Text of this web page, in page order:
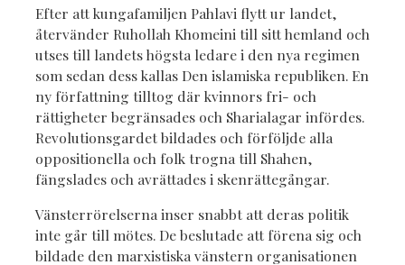
Efter att kungafamiljen Pahlavi flytt ur landet,
återvänder Ruhollah Khomeini till sitt hemland och
utses till landets högsta ledare i den nya regimen
som sedan dess kallas Den islamiska republiken. En
ny författning tilltog där kvinnors fri- och
rättigheter begränsades och Sharialagar infördes.
Revolutionsgardet bildades och förföljde alla
oppositionella och folk trogna till Shahen,
fängslades och avrättades i skenrättegångar.
Vänsterrörelserna inser snabbt att deras politik
inte går till mötes. De beslutade att förena sig och
bildade den marxistiska vänstern organisationen